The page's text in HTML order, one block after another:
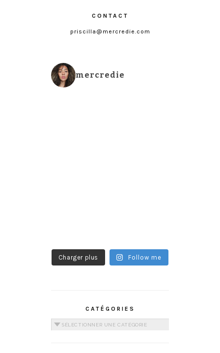
CONTACT
priscilla@mercredie.com
mercredie
Charger plus Follow me
CATÉGORIES
Catégories